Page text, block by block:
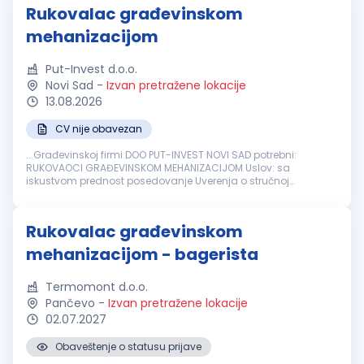
Rukovalac građevinskom
mehanizacijom
Put-Invest d.o.o.
Novi Sad - Izvan pretražene lokacije
13.08.2026
CV nije obavezan
...Građevinskoj firmi DOO PUT-INVEST NOVI SAD potrebni:
RUKOVAOCI GRAĐEVINSKOM MEHANIZACIJOM Uslov: sa
iskustvom prednost posedovanje Uverenja o stručnoj
Rukovalac građevinskom
mehanizacijom - bagerista
Termomont d.o.o.
Pančevo - Izvan pretražene lokacije
02.07.2027
Obaveštenje o statusu prijave